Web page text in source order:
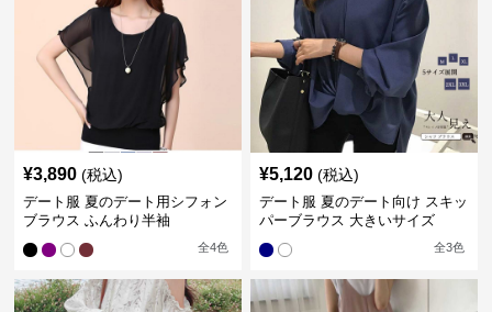
¥3,890 (税込)
デート服 夏のデート用シフォン
ブラウス ふんわり半袖
全4色
¥5,120 (税込)
デート服 夏のデート向け スキッ
パーブラウス 大きいサイズ
全3色